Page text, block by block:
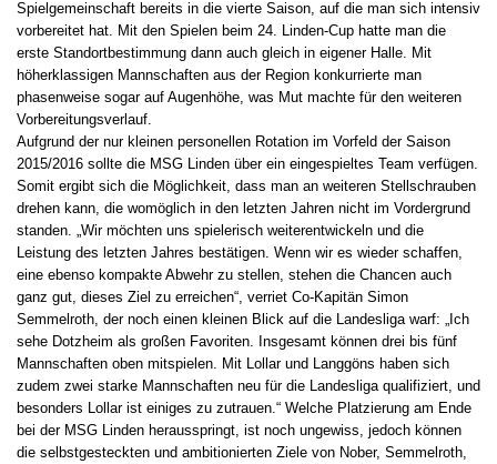
Spielgemeinschaft bereits in die vierte Saison, auf die man sich intensiv
vorbereitet hat. Mit den Spielen beim 24. Linden-Cup hatte man die
erste Standortbestimmung dann auch gleich in eigener Halle. Mit
höherklassigen Mannschaften aus der Region konkurrierte man
phasenweise sogar auf Augenhöhe, was Mut machte für den weiteren
Vorbereitungsverlauf.
Aufgrund der nur kleinen personellen Rotation im Vorfeld der Saison
2015/2016 sollte die MSG Linden über ein eingespieltes Team verfügen.
Somit ergibt sich die Möglichkeit, dass man an weiteren Stellschrauben
drehen kann, die womöglich in den letzten Jahren nicht im Vordergrund
standen. „Wir möchten uns spielerisch weiterentwickeln und die
Leistung des letzten Jahres bestätigen. Wenn wir es wieder schaffen,
eine ebenso kompakte Abwehr zu stellen, stehen die Chancen auch
ganz gut, dieses Ziel zu erreichen“, verriet Co-Kapitän Simon
Semmelroth, der noch einen kleinen Blick auf die Landesliga warf: „Ich
sehe Dotzheim als großen Favoriten. Insgesamt können drei bis fünf
Mannschaften oben mitspielen. Mit Lollar und Langgöns haben sich
zudem zwei starke Mannschaften neu für die Landesliga qualifiziert, und
besonders Lollar ist einiges zu zutrauen.“ Welche Platzierung am Ende
bei der MSG Linden herausspringt, ist noch ungewiss, jedoch können
die selbstgesteckten und ambitionierten Ziele von Nober, Semmelroth,